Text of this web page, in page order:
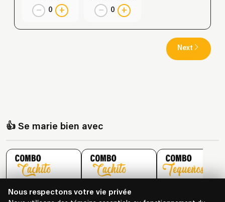
− 0 + − 0 +
Next
👍 Se marie bien avec
Nous respectons votre vie privée